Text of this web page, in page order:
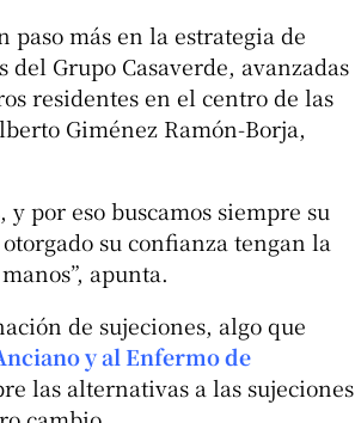
paso más en la estrategia de
Grupo Casaverde, avanzadas
residentes en el centro de las
Giménez Ramón-Borja,
por eso buscamos siempre su
su confianza tengan la
apunta.
de sujeciones, algo que
y al Enfermo de
las alternativas a las sujeciones